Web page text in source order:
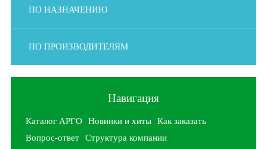
ПО НАЗНАЧЕНИЮ
ПО ПРОИЗВОДИТЕЛЯМ
Навигация
Каталог АРГО Новинки и хиты
Как заказать
Вопрос-ответ
Структура компании